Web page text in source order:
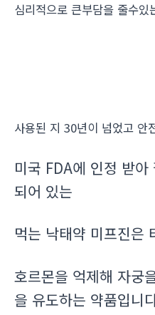
심리적으로 큰부담을 줄수있
사용된 지 30년이 넘었고 안
미국 FDA에 인정 받
되어 있는
먹는 낙태약 미프진은
호르몬을 억제해 자궁
을 유도하는 약품입니